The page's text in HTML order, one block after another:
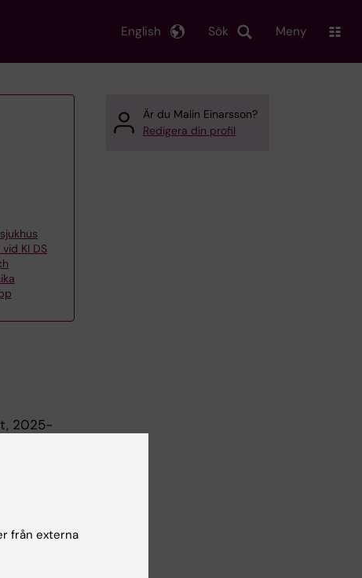
Sök
English Meny
KI DS
2025-
Är du Malin Einarsson?
Redigera din profil
från externa